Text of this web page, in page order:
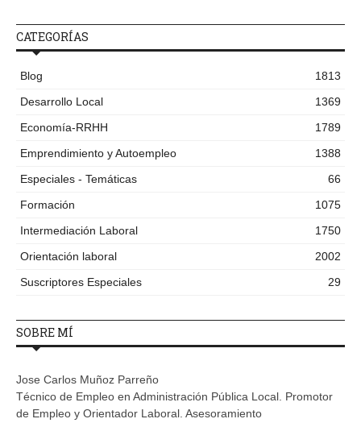
CATEGORÍAS
Blog
1813
Desarrollo Local
1369
Economía-RRHH
1789
Emprendimiento y Autoempleo
1388
Especiales - Temáticas
66
Formación
1075
Intermediación Laboral
1750
Orientación laboral
2002
Suscriptores Especiales
29
SOBRE MÍ
Jose Carlos Muñoz Parreño
Técnico de Empleo en Administración Pública Local. Promotor
de Empleo y Orientador Laboral. Asesoramiento